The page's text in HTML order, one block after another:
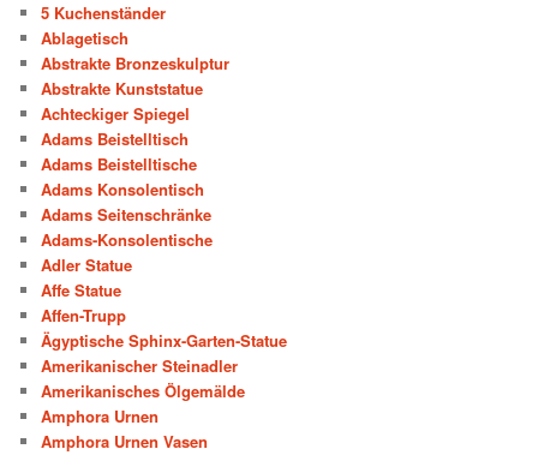
5 Kuchenständer
Ablagetisch
Abstrakte Bronzeskulptur
Abstrakte Kunststatue
Achteckiger Spiegel
Adams Beistelltisch
Adams Beistelltische
Adams Konsolentisch
Adams Seitenschränke
Adams-Konsolentische
Adler Statue
Affe Statue
Affen-Trupp
Ägyptische Sphinx-Garten-Statue
Amerikanischer Steinadler
Amerikanisches Ölgemälde
Amphora Urnen
Amphora Urnen Vasen